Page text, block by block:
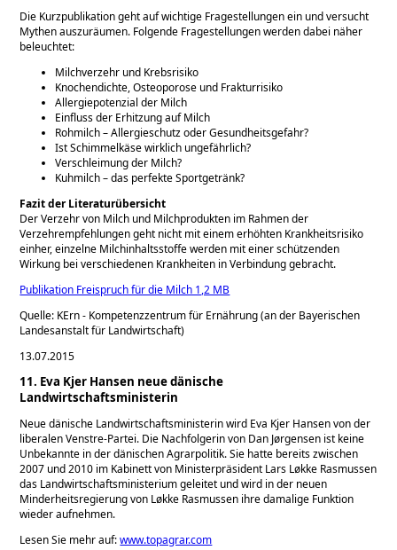
Die Kurzpublikation geht auf wichtige Fragestellungen ein und versucht
Mythen auszuräumen. Folgende Fragestellungen werden dabei näher
beleuchtet:
Milchverzehr und Krebsrisiko
Knochendichte, Osteoporose und Frakturrisiko
Allergiepotenzial der Milch
Einfluss der Erhitzung auf Milch
Rohmilch – Allergieschutz oder Gesundheitsgefahr?
Ist Schimmelkäse wirklich ungefährlich?
Verschleimung der Milch?
Kuhmilch – das perfekte Sportgetränk?
Fazit der Literaturübersicht
Der Verzehr von Milch und Milchprodukten im Rahmen der
Verzehrempfehlungen geht nicht mit einem erhöhten Krankheitsrisiko
einher, einzelne Milchinhaltsstoffe werden mit einer schützenden
Wirkung bei verschiedenen Krankheiten in Verbindung gebracht.
Publikation Freispruch für die Milch 1,2 MB
Quelle: KErn - Kompetenzzentrum für Ernährung (an der Bayerischen
Landesanstalt für Landwirtschaft)
13.07.2015
11. Eva Kjer Hansen neue dänische
Landwirtschaftsministerin
Neue dänische Landwirtschaftsministerin wird Eva Kjer Hansen von der
liberalen Venstre-Partei. Die Nachfolgerin von Dan Jørgensen ist keine
Unbekannte in der dänischen Agrarpolitik. Sie hatte bereits zwischen
2007 und 2010 im Kabinett von Ministerpräsident Lars Løkke Rasmussen
das Landwirtschaftsministerium geleitet und wird in der neuen
Minderheitsregierung von Løkke Rasmussen ihre damalige Funktion
wieder aufnehmen.
Lesen Sie mehr auf:www.topagrar.com